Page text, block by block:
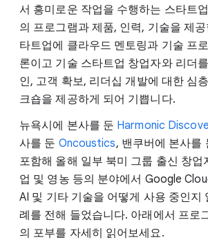
서 흥미로운 작업을 수행하는 스타트
의 프로그램과 제품, 인력, 기술을 제
타트업에 클라우드 멘토링과 기술 프
론이고 기술 스타트업 창업자와 리더
인, 고객 확보, 리더십 개발에 대한 심
크숍을 제공하게 되어 기쁩니다.
뉴욕시에 본사를 둔 Harmonic
사를 둔 Oncoustics, 밴쿠버에 본사를
포함해 올해 일부 북미 그룹 출신 창업
업 및 영농 등의 분야에서 Google
AI 및 기타 기술을 어떻게 사용 중인지
례를 전해 들었습니다. 아래에서 프로
의 포부를 자세히 읽어보세요.